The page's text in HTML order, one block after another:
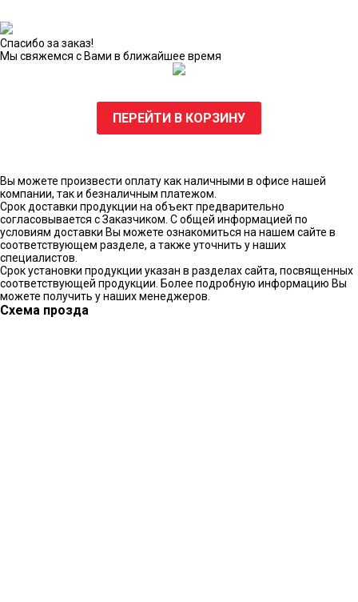
Спасибо за заказ!
Мы свяжемся с Вами в ближайшее время
ПЕРЕЙТИ В КОРЗИНУ
Вы можете произвести оплату как наличными в офисе нашей
компании, так и безналичным платежом.
Срок доставки продукции на объект предварительно
согласовывается с Заказчиком. С общей информацией по
условиям доставки Вы можете ознакомиться на нашем сайте в
соответствующем разделе, а также уточнить у наших
специалистов.
Срок установки продукции указан в разделах сайта, посвященных
соответствующей продукции. Более подробную информацию Вы
можете получить у наших менеджеров.
Схема прозда